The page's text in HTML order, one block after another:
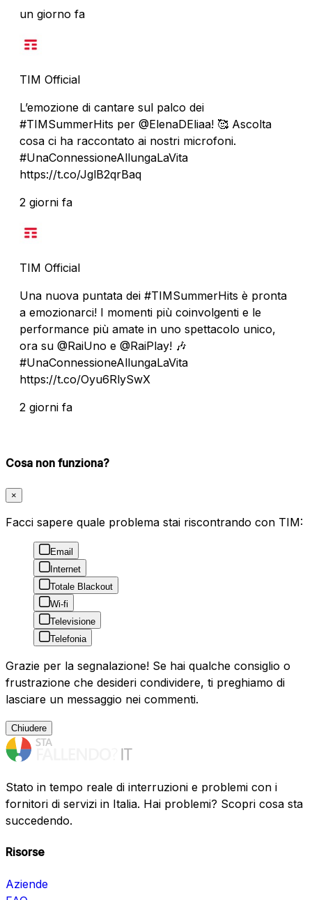
un giorno fa
TIM Official
L’emozione di cantare sul palco dei
#TIMSummerHits per @ElenaDEliaa! 🥰 Ascolta
cosa ci ha raccontato ai nostri microfoni.
#UnaConnessioneAllungaLaVita
https://t.co/JglB2qrBaq
2 giorni fa
TIM Official
Una nuova puntata dei #TIMSummerHits è pronta
a emozionarci! I momenti più coinvolgenti e le
performance più amate in uno spettacolo unico,
ora su @RaiUno e @RaiPlay! 🎶
#UnaConnessioneAllungaLaVita
https://t.co/Oyu6RlySwX
2 giorni fa
Cosa non funziona?
×
Facci sapere quale problema stai riscontrando con TIM:
Email
Internet
Totale Blackout
Wi-fi
Televisione
Telefonia
Grazie per la segnalazione! Se hai qualche consiglio o
frustrazione che desideri condividere, ti preghiamo di
lasciare un messaggio nei commenti.
Chiudere
Stato in tempo reale di interruzioni e problemi con i
fornitori di servizi in Italia. Hai problemi? Scopri cosa sta
succedendo.
Risorse
Aziende